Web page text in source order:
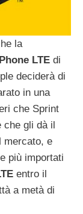
la
LTE di
deciderà di
in una
che Sprint
gli dà il
mercato, e
più importati
entro il
a metà di